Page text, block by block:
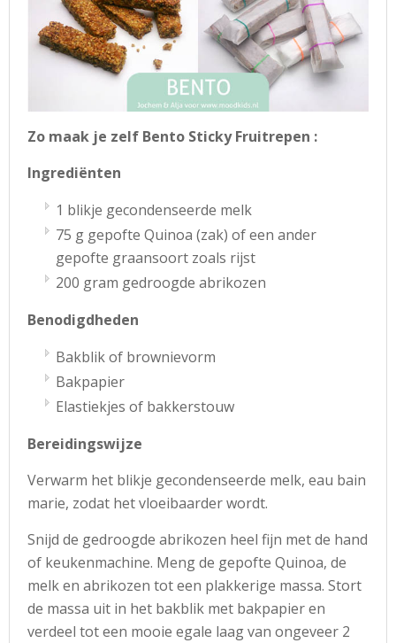
Zo maak je zelf Bento Sticky Fruitrepen :
Ingrediënten
1 blikje gecondenseerde melk
75 g gepofte Quinoa (zak) of een ander
gepofte graansoort zoals rijst
200 gram gedroogde abrikozen
Benodigdheden
Bakblik of brownievorm
Bakpapier
Elastiekjes of bakkerstouw
Bereidingswijze
Verwarm het blikje gecondenseerde melk, eau bain
marie, zodat het vloeibaarder wordt.
Snijd de gedroogde abrikozen heel fijn met de hand
of keukenmachine. Meng de gepofte Quinoa, de
melk en abrikozen tot een plakkerige massa. Stort
de massa uit in het bakblik met bakpapier en
verdeel tot een mooie egale laag van ongeveer 2